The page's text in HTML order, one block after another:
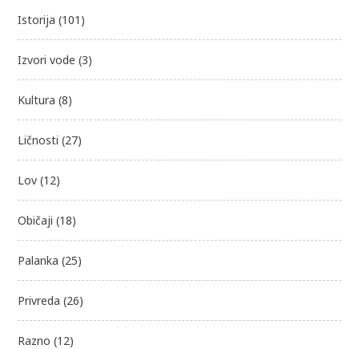
Istorija (101)
Izvori vode (3)
Kultura (8)
Ličnosti (27)
Lov (12)
Običaji (18)
Palanka (25)
Privreda (26)
Razno (12)